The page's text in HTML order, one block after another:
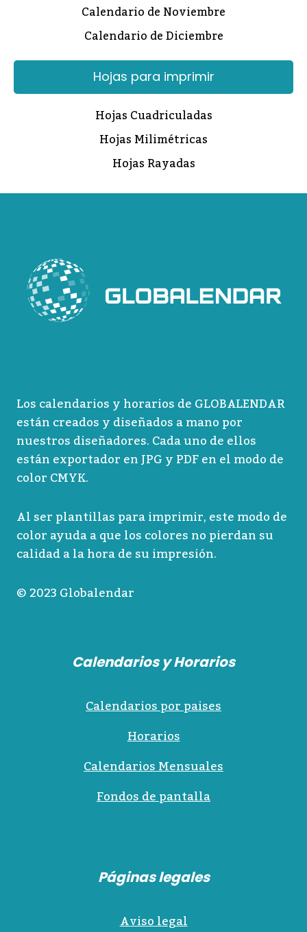
Calendario de Noviembre
Calendario de Diciembre
Hojas para imprimir
Hojas Cuadriculadas
Hojas Milimétricas
Hojas Rayadas
Los calendarios y horarios de GLOBALENDAR
están creados y diseñados a mano por
nuestros diseñadores. Cada uno de ellos
están exportador en JPG y PDF en el modo de
color CMYK.
Al ser plantillas para imprimir, este modo de
color ayuda a que los colores no pierdan su
calidad a la hora de su impresión.
© 2023 Globalendar
Calendarios y Horarios
Calendarios por paises
Horarios
Calendarios Mensuales
Fondos de pantalla
Páginas legales
Aviso legal